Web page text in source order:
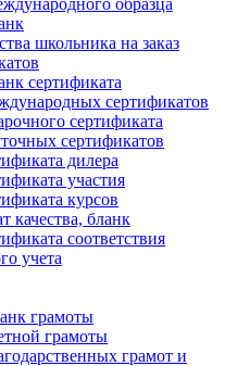
образца
школьника на заказ
сертификата
сертификатов
сертификата
сертификатов
дилера
участия
курсов
качества, бланк
соответствия
учета
грамоты
грамоты
грамот и